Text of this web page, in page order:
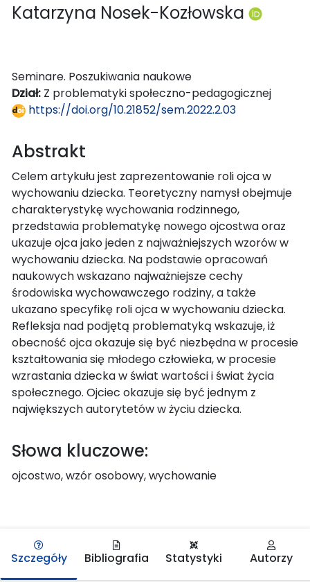
Katarzyna Nosek-Kozłowska
Seminare. Poszukiwania naukowe
Dział: Z problematyki społeczno-pedagogicznej
https://doi.org/10.21852/sem.2022.2.03
Abstrakt
Celem artykułu jest zaprezentowanie roli ojca w
wychowaniu dziecka. Teoretyczny namysł obejmuje
charakterystykę wychowania rodzinnego,
przedstawia problematykę nowego ojcostwa oraz
ukazuje ojca jako jeden z najważniejszych wzorów w
wychowaniu dziecka. Na podstawie opracowań
naukowych wskazano najważniejsze cechy
środowiska wychowawczego rodziny, a także
ukazano specyfikę roli ojca w wychowaniu dziecka.
Refleksja nad podjętą problematyką wskazuje, iż
obecność ojca okazuje się być niezbędna w procesie
kształtowania się młodego człowieka, w procesie
wzrastania dziecka w świat wartości i świat życia
społecznego. Ojciec okazuje się być jednym z
największych autorytetów w życiu dziecka.
Słowa kluczowe:
ojcostwo, wzór osobowy, wychowanie
Szczegóły Bibliografia Statystyki Autorzy